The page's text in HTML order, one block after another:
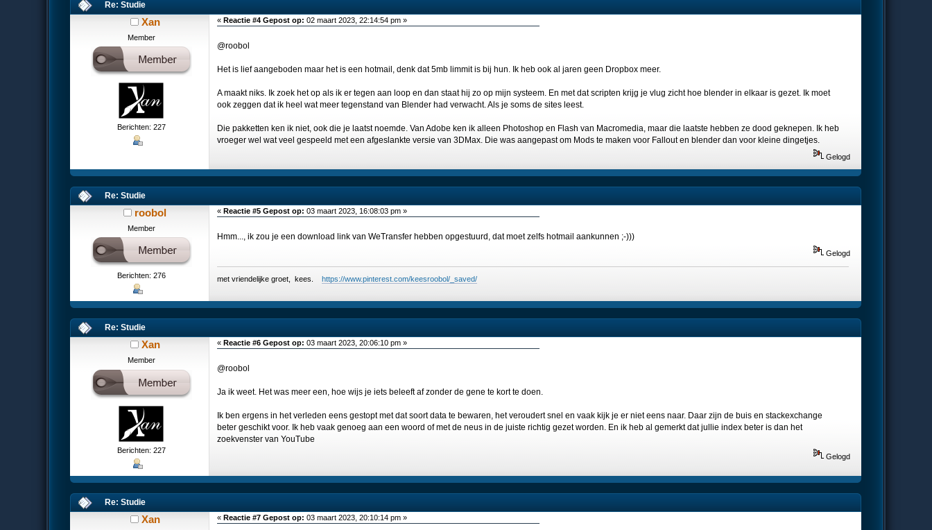
Re: Studie
Xan
Member
Berichten: 227
«Reactie #4 Gepost op: 02 maart 2023, 22:14:54 pm »
@roobol
Het is lief aangeboden maar het is een hotmail, denk dat 5mb limmit is bij hun. Ik heb ook al jaren geen Dropbox meer.
A maakt niks. Ik zoek het op als ik er tegen aan loop en dan staat hij zo op mijn systeem. En met dat scripten krijg je vlug zicht hoe blender in elkaar is gezet. Ik moet
ook zeggen dat ik heel wat meer tegenstand van Blender had verwacht. Als je soms de sites leest.
Die pakketten ken ik niet, ook die je laatst noemde. Van Adobe ken ik alleen Photoshop en Flash van Macromedia, maar die laatste hebben ze dood geknepen. Ik heb
vroeger wel wat veel gespeeld met een afgeslankte versie van 3DMax. Die was aangepast om Mods te maken voor Fallout en blender dan voor kleine dingetjes.
Gelogd
Re: Studie
roobol
Member
Berichten: 276
«Reactie #5 Gepost op: 03 maart 2023, 16:08:03 pm »
Hmm..., ik zou je een download link van WeTransfer hebben opgestuurd, dat moet zelfs hotmail aankunnen ;-)))
Gelogd
met vriendelijke groet, kees. https://www.pinterest.com/keesroobol/_saved/
Re: Studie
Xan
Member
Berichten: 227
« Reactie #6 Gepost op: 03 maart 2023, 20:06:10 pm »
@roobol
Ja ik weet. Het was meer een, hoe wijs je iets beleeft af zonder de gene te kort te doen.
Ik ben ergens in het verleden eens gestopt met dat soort data te bewaren, het veroudert snel en vaak kijk je er niet eens naar. Daar zijn de buis en stackexchange
beter geschikt voor. Ik heb vaak genoeg aan een woord of met de neus in de juiste richtig gezet worden. En ik heb al gemerkt dat jullie index beter is dan het
zoekvenster van YouTube
Gelogd
Re: Studie
Xan «Reactie #7 Gepost op: 03 maart 2023, 20:10:14 pm »